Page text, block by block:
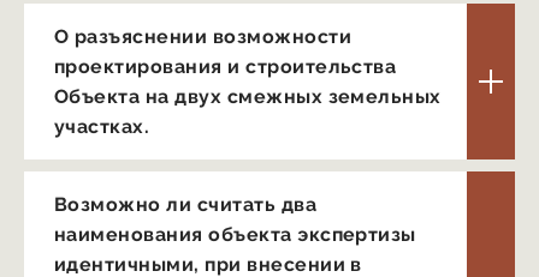
О разъяснении возможности
проектирования и строительства
Объекта на двух смежных земельных
участках.
Возможно ли считать два
наименования объекта экспертизы
идентичными, при внесении в